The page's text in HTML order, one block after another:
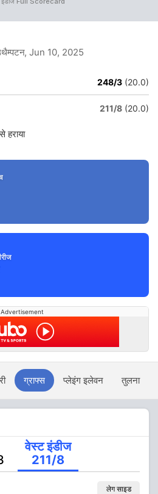
, Jun 10, 2025
248/3 (20.0)
211/8 (20.0)
हराया
Advertisement
ग्राफ्स प्लेइंग इलेवन तुलना
वेस्ट इंडीज
211/8
लेग साइड